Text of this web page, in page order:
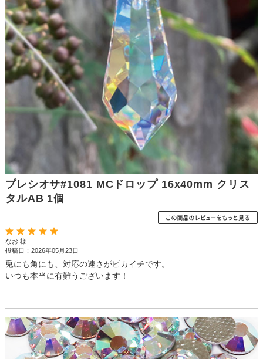
プレシオサ#1081 MCドロップ 16x40mm クリス
タルAB 1個
なお 様
投稿日：2026年05月23日
兎にも角にも、対応の速さがピカイチです。
いつも本当に有難うございます！